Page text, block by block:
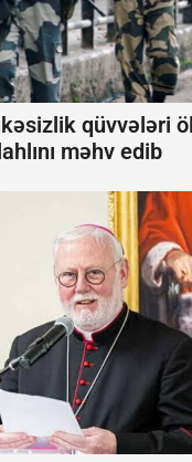
qüvvələri
məhv edib